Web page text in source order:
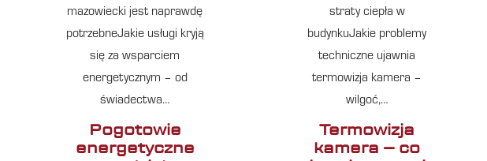
mazowiecki jest naprawdę
potrzebneJakie usługi kryją
się za wsparciem
energetycznym – od
świadectwa…
Pogotowie
energetyczne
straty ciepła w
budynkuJakie problemy
techniczne ujawnia
termowizja kamera –
wilgoć,…
Termowizja
kamera – co